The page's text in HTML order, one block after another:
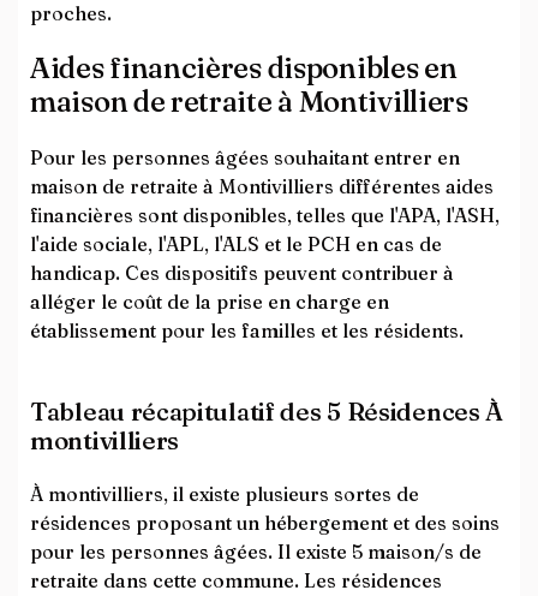
proches.
Aides financières disponibles en
maison de retraite à Montivilliers
Pour les personnes âgées souhaitant entrer en
maison de retraite à Montivilliers différentes aides
financières sont disponibles, telles que l'APA, l'ASH,
l'aide sociale, l'APL, l'ALS et le PCH en cas de
handicap. Ces dispositifs peuvent contribuer à
alléger le coût de la prise en charge en
établissement pour les familles et les résidents.
Tableau récapitulatif des 5 Résidences À
montivilliers
À montivilliers, il existe plusieurs sortes de
résidences proposant un hébergement et des soins
pour les personnes âgées. Il existe 5 maison/s de
retraite dans cette commune. Les résidences